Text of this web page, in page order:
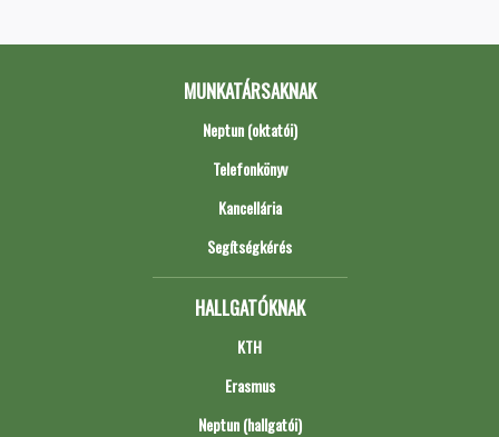
MUNKATÁRSAKNAK
Neptun (oktatói)
Telefonkönyv
Kancellária
Segítségkérés
HALLGATÓKNAK
KTH
Erasmus
Neptun (hallgatói)